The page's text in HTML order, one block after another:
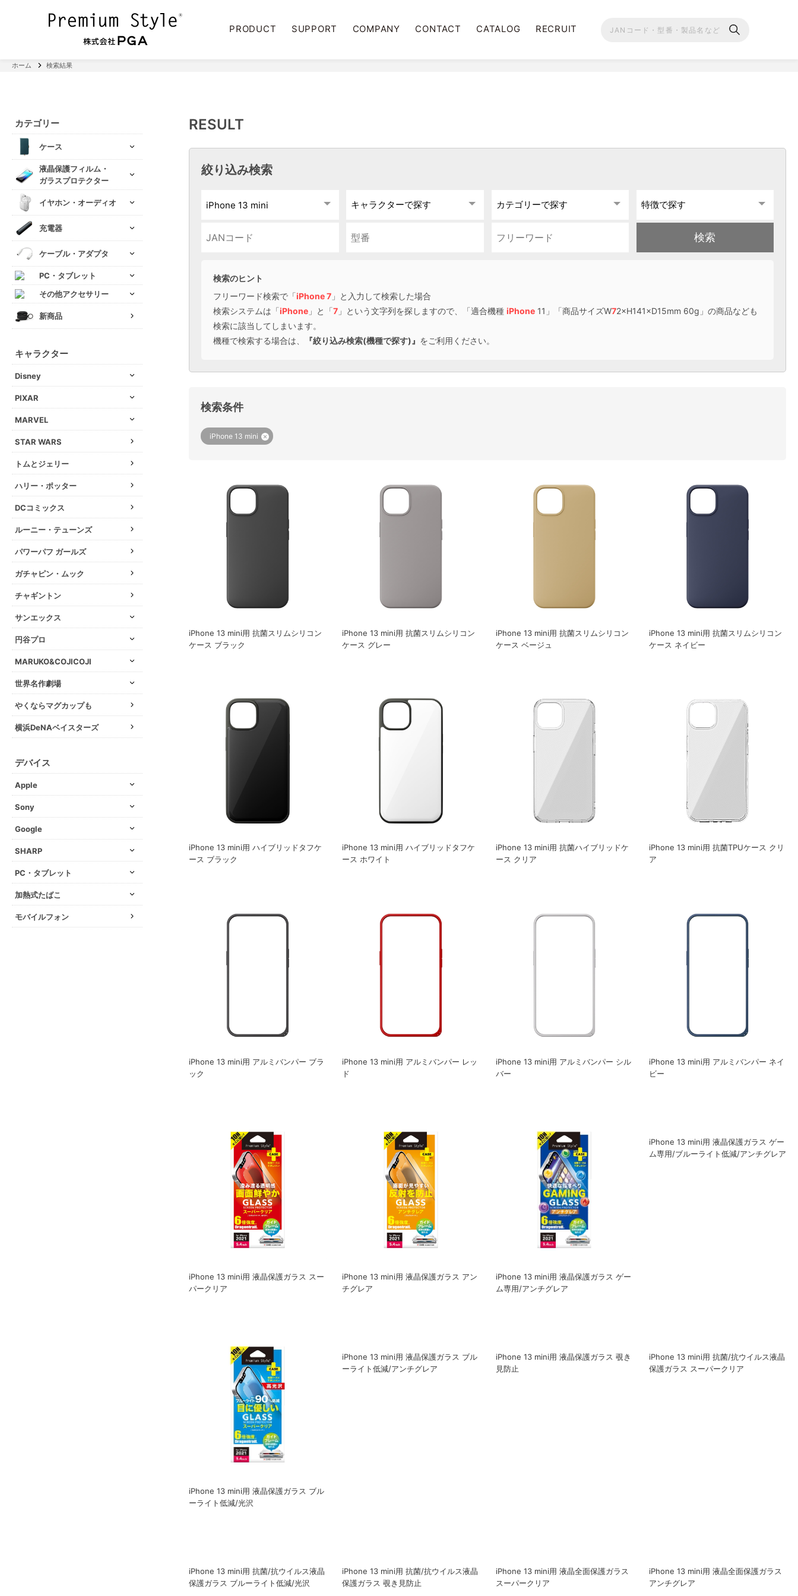
PRODUCT SUPPORT COMPANY CONTACT CATALOG RECRUIT
ホーム 検索結果
カテゴリー
ケース
液晶保護フィルム・
ガラスプロテクター
イヤホン・オーディオ
充電器
ケーブル・アダプタ
PC・タブレット
その他アクセサリー
新商品
キャラクター
Disney
PIXAR
MARVEL
STAR WARS
トムとジェリー
ハリー・ポッター
DCコミックス
ルーニー・テューンズ
パワーパフ ガールズ
ガチャピン・ムック
チャギントン
サンエックス
円谷プロ
MARUKO&COJICOJI
世界名作劇場
やくならマグカップも
横浜DeNAベイスターズ
デバイス
Apple
Sony
Google
SHARP
PC・タブレット
加熱式たばこ
モバイルフォン
RESULT
絞り込み検索
検索のヒント
フリーワード検索で「iPhone 7 」と入力して検索した場合
検索システムは「iPhone 」と「7 」という文字列を探しますので、「適合機種iPhone 11」「商品サイズW72×H141×D15mm 60g」の商品なども
検索に該当してしまいます。
機種で検索する場合は、
『絞り込み検索(機種で探す)』 をご利用ください。
検索条件
iPhone 13 mini
iPhone 13 mini用 抗菌スリムシリコン
ケース ブラック
iPhone 13 mini用 抗菌スリムシリコン
ケース グレー
iPhone 13 mini用 抗菌スリムシリコン
ケース ベージュ
iPhone 13 mini用 抗菌スリムシリコン
ケース ネイビー
iPhone 13 mini用 ハイブリッドタフケ
ース ブラック
iPhone 13 mini用 ハイブリッドタフケ
ース ホワイト
iPhone 13 mini用 抗菌ハイブリッドケ
ース クリア
iPhone 13 mini用 抗菌TPUケース クリ
ア
iPhone 13 mini用 アルミバンパー ブラ
ック
iPhone 13 mini用 アルミバンパー レッ
ド
iPhone 13 mini用 アルミバンパー シル
バー
iPhone 13 mini用 アルミバンパー ネイ
ビー
iPhone 13 mini用 液晶保護ガラス スー
パークリア
iPhone 13 mini用 液晶保護ガラス アン
チグレア
iPhone 13 mini用 液晶保護ガラス ゲー
ム専用/アンチグレア
iPhone 13 mini用 液晶保護ガラス ブル
ーライト低減/光沢
iPhone 13 mini用 抗菌/抗ウイルス液晶
保護ガラス ブルーライト低減/光沢
iPhone 13 mini用 抗菌/抗ウイルス液晶
保護ガラス 覗き見防止
iPhone 13 mini用 液晶全面保護ガラス
スーパークリア
iPhone 13 mini用 液晶全面保護ガラス
アンチグレア